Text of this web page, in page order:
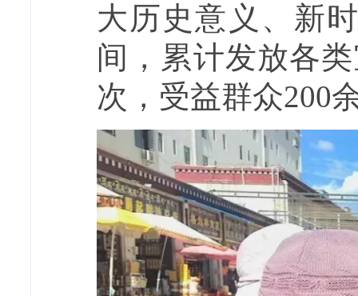
大历史意义、新
间，累计发放各
次，受益群众200